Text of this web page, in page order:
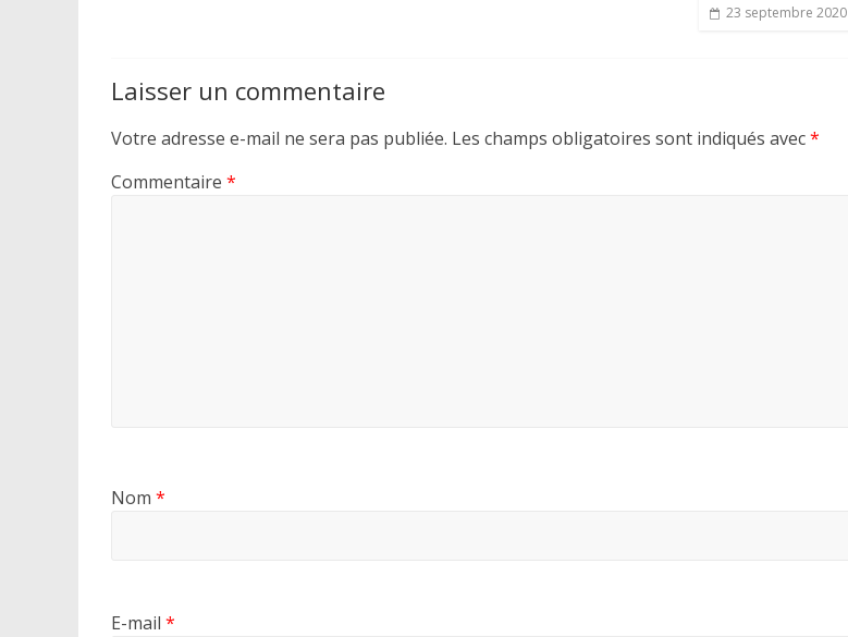
23 septembre 2020
Laisser un commentaire
Votre adresse e-mail ne sera pas publiée. Les champs obligatoires sont indiqués avec*
Commentaire *
Nom *
E-mail *